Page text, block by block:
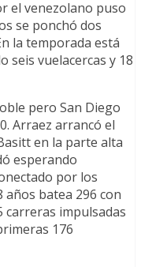
el venezolano puso
se ponchó dos
la temporada está
seis vuelacercas y 18
pero San Diego
Arraez arrancó el
en la parte alta
esperando
por los
años batea 296 con
carreras impulsadas
176